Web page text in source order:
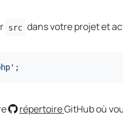
src dans votre projet et
;
répertoireGitHub où